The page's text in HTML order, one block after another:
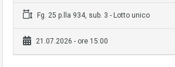
Fg. 25 p.lla 934, sub. 3 - Lotto unico
21.07.2026 - ore 15:00